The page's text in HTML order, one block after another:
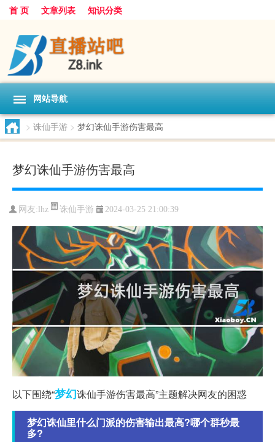
首 页 文章列表 知识分类
网站导航
> 诛仙手游 > 梦幻诛仙手游伤害最高
梦幻诛仙手游伤害最高
网友: lhz 诛仙手游 2024-03-25 21:00:39
以下围绕“梦幻诛仙手游伤害最高”主题解决网友的困惑
梦幻诛仙里什么门派的伤害输出最高?哪个群秒最
多?